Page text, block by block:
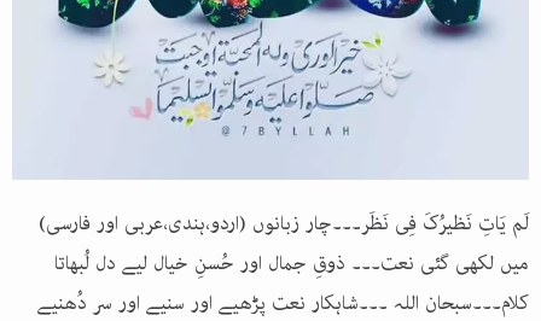
لَم یَاتِ نَظیرُکَ فِی نَظَر۔۔۔چار زبانوں (اردو،ہندی،عربی اور فارسی)
میں لکھی گئی نعت۔۔۔ ذوقِ جمال اور حُسنِ خیال لیے دل لُبھاتا
کلام۔۔۔سبحان اللہ ۔۔۔شاہکار نعت پڑھیے اور سنیے اور سر دُھنیے